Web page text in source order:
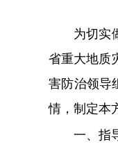
为切实
省重大地质
害防治领导
情， 制定本
一、 指